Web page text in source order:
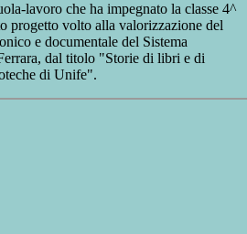
lavoro che ha impegnato la classe 4^
progetto volto alla valorizzazione del
e documentale del Sistema
dal titolo "Storie di libri e di
di Unife".